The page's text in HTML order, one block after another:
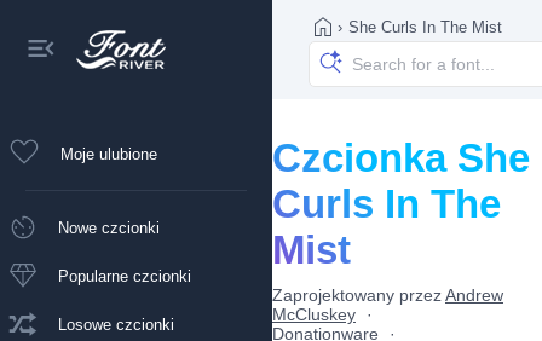
Moje ulubione
Nowe czcionki
Popularne czcionki
Losowe czcionki
› She Curls In The Mist
Czcionka She
Curls In The
Mist
Zaprojektowany przezAndrew
McCluskey
Donationware